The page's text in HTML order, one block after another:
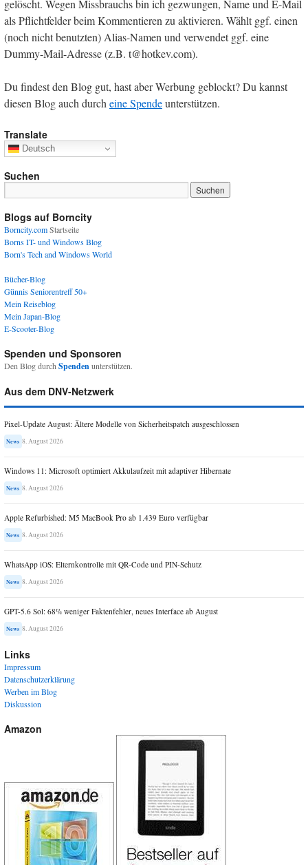
gelöscht. Wegen Missbrauchs bin ich gezwungen, Name und E-Mail
als Pflichtfelder beim Kommentieren zu aktivieren. Wählt ggf. einen
(noch nicht benutzten) Alias-Namen und verwendet ggf. eine
Dummy-Mail-Adresse (z.B. t@hotkev.com).
Du findest den Blog gut, hast aber Werbung geblockt? Du kannst
diesen Blog auch durcheine Spendeunterstützen.
Translate
Deutsch
Suchen
Blogs auf Borncity
Borncity.comStartseite
Borns IT- und Windows Blog
Born's Tech and Windows World
Bücher-Blog
Günnis Seniorentreff 50+
Mein Reiseblog
Mein Japan-Blog
E-Scooter-Blog
Spenden und Sponsoren
Den Blog durchSpendenunterstützen.
Aus dem DNV-Netzwerk
Pixel-Update August: Ältere Modelle von Sicherheitspatch ausgeschlossen
News 8. August 2026
Windows 11: Microsoft optimiert Akkulaufzeit mit adaptiver Hibernate
News 8. August 2026
Apple Refurbished: M5 MacBook Pro ab 1.439 Euro verfügbar
News 8. August 2026
WhatsApp iOS: Elternkontrolle mit QR-Code und PIN-Schutz
News 8. August 2026
GPT-5.6 Sol: 68% weniger Faktenfehler, neues Interface ab August
News 8. August 2026
Links
Impressum
Datenschutzerklärung
Werben im Blog
Diskussion
Amazon